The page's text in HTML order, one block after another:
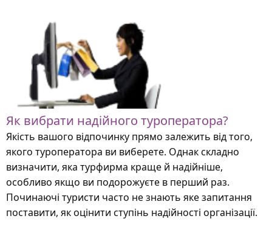
Як вибрати надійного туроператора?
Якість вашого відпочинку прямо залежить від того,
якого туроператора ви виберете. Однак складно
визначити, яка турфирма краще й надійніше,
особливо якщо ви подорожуєте в перший раз.
Починаючі туристи часто не знають яке запитання
поставити, як оцінити ступінь надійності організації.